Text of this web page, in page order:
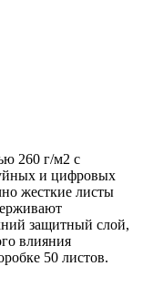
260 г/м2 с
и цифровых
жесткие листы
защитный слой,
влияния
50 листов.